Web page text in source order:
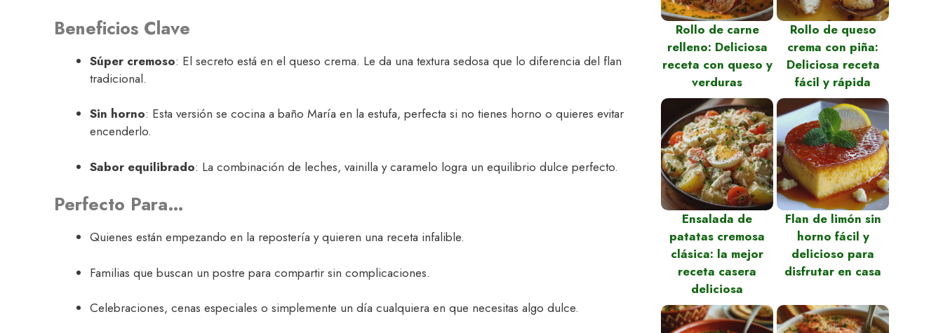
Beneficios Clave
Súper cremoso: El secreto está en el queso crema. Le da una textura sedosa que lo diferencia del flan
tradicional.
Sin horno: Esta versión se cocina a baño María en la estufa, perfecta si no tienes horno o quieres evitar
encenderlo.
Sabor equilibrado: La combinación de leches, vainilla y caramelo logra un equilibrio dulce perfecto.
Perfecto Para…
Quienes están empezando en la repostería y quieren una receta infalible.
Familias que buscan un postre para compartir sin complicaciones.
Celebraciones, cenas especiales o simplemente un día cualquiera en que necesitas algo dulce.
Rollo de carne
relleno: Deliciosa
receta con queso y
verduras
Rollo de queso
crema con piña:
Deliciosa receta
fácil y rápida
Ensalada de
patatas cremosa
clásica: la mejor
receta casera
deliciosa
Flan de limón sin
horno fácil y
delicioso para
disfrutar en casa